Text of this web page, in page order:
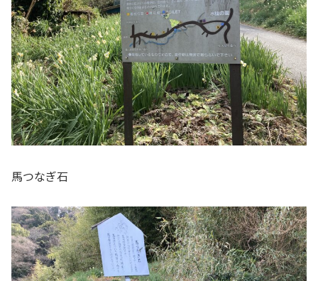
馬つなぎ石